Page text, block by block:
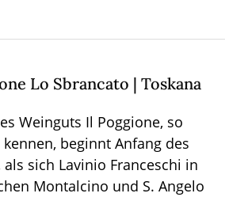
Lo Sbrancato | Toskana
Weinguts Il Poggione, so
beginnt Anfang des
als sich Lavinio Franceschi in
Montalcino und S. Angelo